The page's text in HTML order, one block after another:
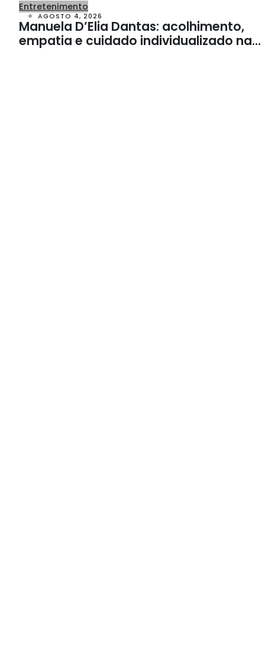
Entretenimento
AGOSTO 4, 2026
Manuela D’Elia Dantas: acolhimento,
empatia e cuidado individualizado na